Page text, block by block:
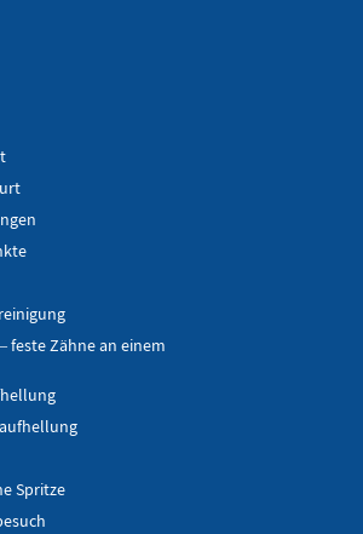
feste Zähne an einem
Spritze